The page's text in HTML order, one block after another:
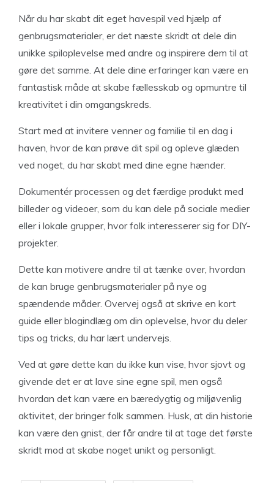
Når du har skabt dit eget havespil ved hjælp af
genbrugsmaterialer, er det næste skridt at dele din
unikke spiloplevelse med andre og inspirere dem til at
gøre det samme. At dele dine erfaringer kan være en
fantastisk måde at skabe fællesskab og opmuntre til
kreativitet i din omgangskreds.
Start med at invitere venner og familie til en dag i
haven, hvor de kan prøve dit spil og opleve glæden
ved noget, du har skabt med dine egne hænder.
Dokumentér processen og det færdige produkt med
billeder og videoer, som du kan dele på sociale medier
eller i lokale grupper, hvor folk interesserer sig for DIY-
projekter.
Dette kan motivere andre til at tænke over, hvordan
de kan bruge genbrugsmaterialer på nye og
spændende måder. Overvej også at skrive en kort
guide eller blogindlæg om din oplevelse, hvor du deler
tips og tricks, du har lært undervejs.
Ved at gøre dette kan du ikke kun vise, hvor sjovt og
givende det er at lave sine egne spil, men også
hvordan det kan være en bæredygtig og miljøvenlig
aktivitet, der bringer folk sammen. Husk, at din historie
kan være den gnist, der får andre til at tage det første
skridt mod at skabe noget unikt og personligt.